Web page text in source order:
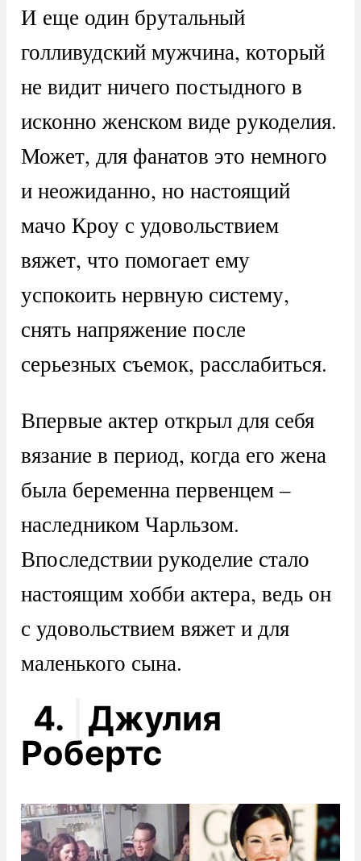
И еще один брутальный
голливудский мужчина, который
не видит ничего постыдного в
исконно женском виде рукоделия.
Может, для фанатов это немного
и неожиданно, но настоящий
мачо Кроу с удовольствием
вяжет, что помогает ему
успокоить нервную систему,
снять напряжение после
серьезных съемок, расслабиться.
Впервые актер открыл для себя
вязание в период, когда его жена
была беременна первенцем –
наследником Чарльзом.
Впоследствии рукоделие стало
настоящим хобби актера, ведь он
с удовольствием вяжет и для
маленького сына.
4.
Джулия
Робертс